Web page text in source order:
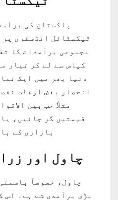
پاکستان کی
ٹیکسٹائل انڈسٹری
کپاس سے لے کر تیار
دنیا بھر میں ایک
انحصار بعض اوقات
مثلاً جب بین
قیمتیں گر جائیں،
بازاری کے
چاول اور
چاول، خصوصاً
بڑی برآمدی شے ہے۔ اس